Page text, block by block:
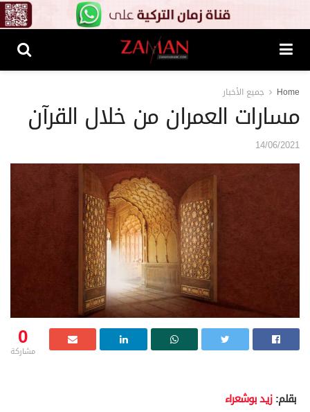
Home جميع الأخبار
مسارات العمران من خلال القرآن
14/06/2021
0
مشاركة
بقلم:زيد بوشعراء